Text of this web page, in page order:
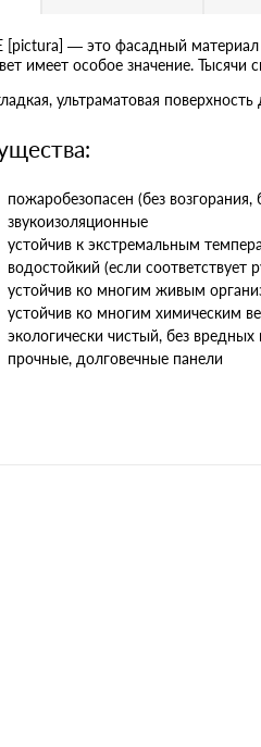
[pictura] — это фасадный
имеет особое значение.
ультраматовая
пожаробезопасен (без возгорания,
звукоизоляционные
устойчив к экстремальным
водостойкий (если
устойчив ко многим живым
устойчив ко многим химическим
экологически чистый, без вредных
прочные, долговечные панели